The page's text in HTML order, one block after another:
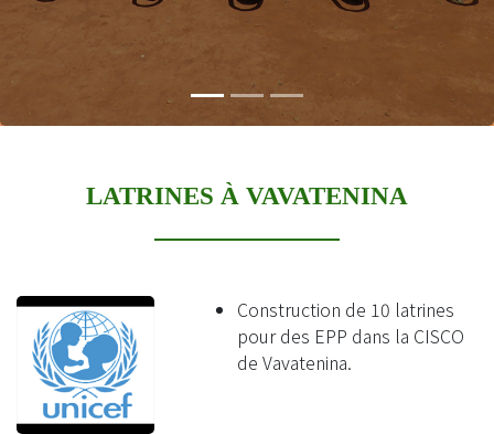
LATRINES À VAVATENINA
Construction de 10 latrines
pour des EPP dans la CISCO
de Vavatenina.